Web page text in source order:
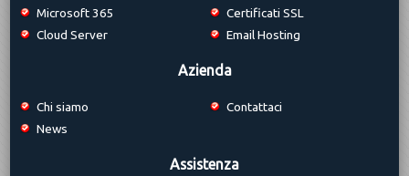
Microsoft 365
Cloud Server
Certificati SSL
Email Hosting
Azienda
Chi siamo
News
Contattaci
Assistenza